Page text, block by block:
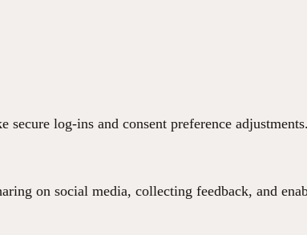
secure log-ins and consent preference
on social media, collecting feedback, and